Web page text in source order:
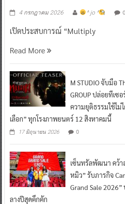
4 กรกฎาคม 2026 ^ jo ^ 0
เปิดประสบการณ์ “Multiply
Read More
M STUDIO จับมือ
GROUP ปล่อยทีเซ
ความยุติธรรมใช้ไม่
เลือก” ทุกโรงภาพยนตร์ 12 สิงหาคมนี้
17 มิถุนายน 2026 0
เซ็นทรัลพัฒนา คว้า
หมิว” รับภารกิจ
Grand Sale
ลางปีสุดคึกคัก